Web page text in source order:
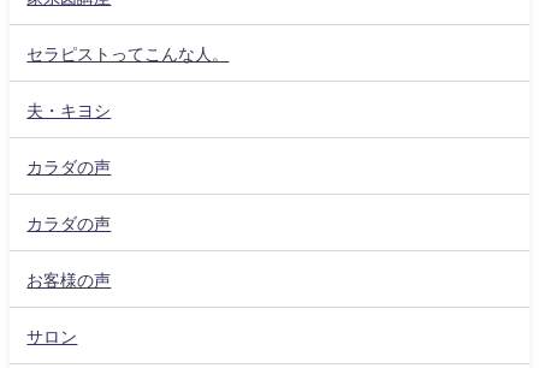
セラピストってこんな人。
夫・キヨシ
カラダの声
カラダの声
お客様の声
サロン